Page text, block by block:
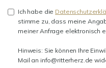
Ich habe die
stimme zu, dass meine
meiner Anfrage elektronisch
Hinweis: Sie können Ihre
Mail an info@ritterherz.de